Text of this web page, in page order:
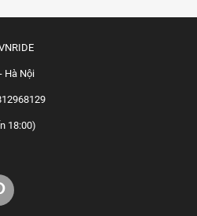
Hà Nội
18:00)
www.pinterest.com/